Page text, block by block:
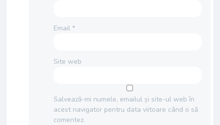
Email *
Site web
Salvează-mi numele, emailul și site-ul web în
acest navigator pentru data viitoare când o să
comentez.